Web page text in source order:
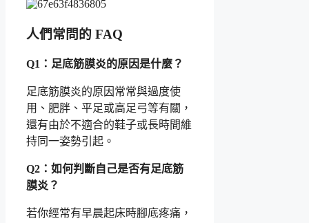
人們常問的 FAQ
Q1：足底筋膜炎的原因是什麼？
足底筋膜炎的原因常常與過度使
用、肥胖、平足或高足弓等有關，
還有由於不適合的鞋子或長時間維
持同一姿勢引起。
Q2：如何判斷自己是否有足底筋
膜炎？
若你經常有早晨起床時腳底疼痛，